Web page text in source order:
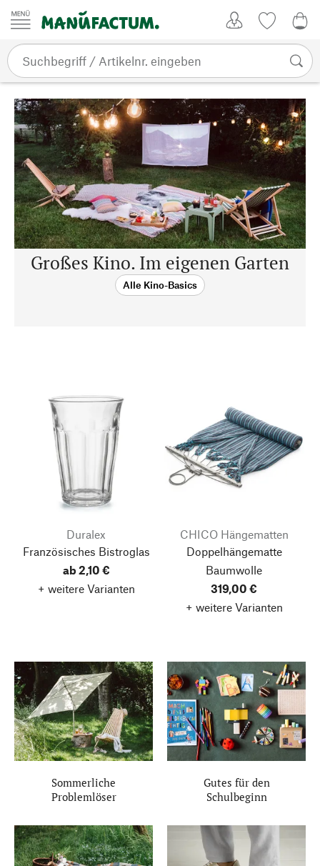
Zum Inhalt springen
Manufactum. Das Warenhaus der guten Dinge
Outdoorkino
Großes Kino. Im eigenen Garten
Alle Kino-Basics
Duralex
Französisches Bistroglas
ab 2,10 €
+ weitere Varianten
CHICO Hängematten
Doppelhängematte
Baumwolle
319,00 €
+ weitere Varianten
Sommerliche
Problemlöser
Gutes für den
Schulbeginn